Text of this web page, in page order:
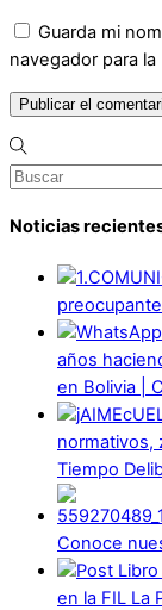
Guarda mi
navegador para
Noticias
años
en Bolivia |
normativos,
Tiempo
Conoce
en la FIL La